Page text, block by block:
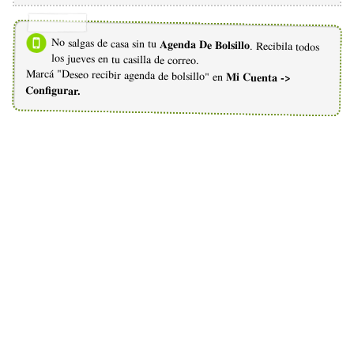
No salgas de casa sin tu Agenda De Bolsillo. Recibila todos
los jueves en tu casilla de correo.
Marcá "Deseo recibir agenda de bolsillo" en Mi Cuenta ->
Configurar.